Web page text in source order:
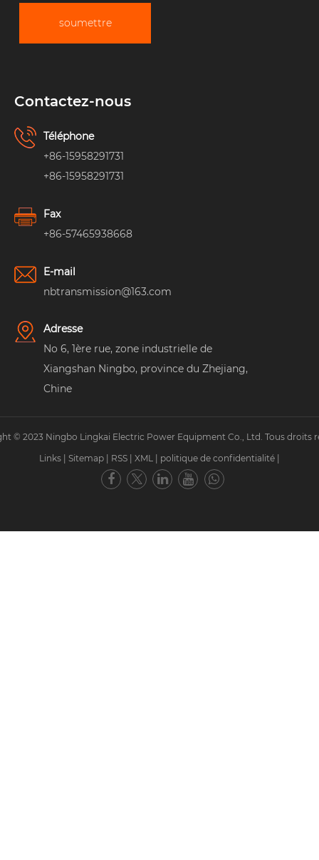
soumettre
Contactez-nous
Téléphone
+86-15958291731
+86-15958291731
Fax
+86-57465938668
E-mail
nbtransmission@163.com
Adresse
No 6, 1ère rue, zone industrielle de
Xiangshan Ningbo, province du Zhejiang,
Chine
© 2023 Ningbo Lingkai Electric Power Equipment Co., Ltd. Tous droits
Links
Sitemap RSS XML politique de confidentialité